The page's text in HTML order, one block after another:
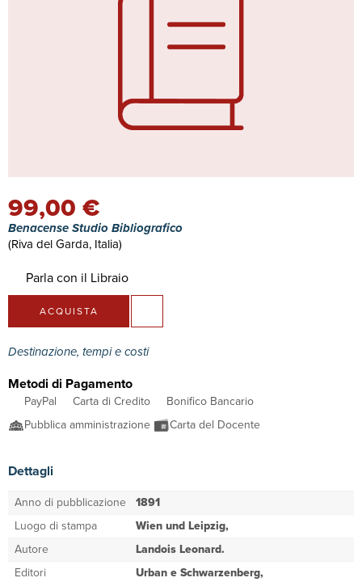
99,00 €
Benacense Studio Bibliografico
(Riva del Garda, Italia)
Parla con il Libraio
ACQUISTA
Destinazione, tempi e costi
Metodi di Pagamento
PayPal Carta di Credito
Bonifico Bancario
Pubblica amministrazione
Carta del Docente
Dettagli
Anno di pubblicazione 1891
Luogo di stampa
Wien und Leipzig,
Autore
Landois Leonard.
Editori
Urban e Schwarzenberg,